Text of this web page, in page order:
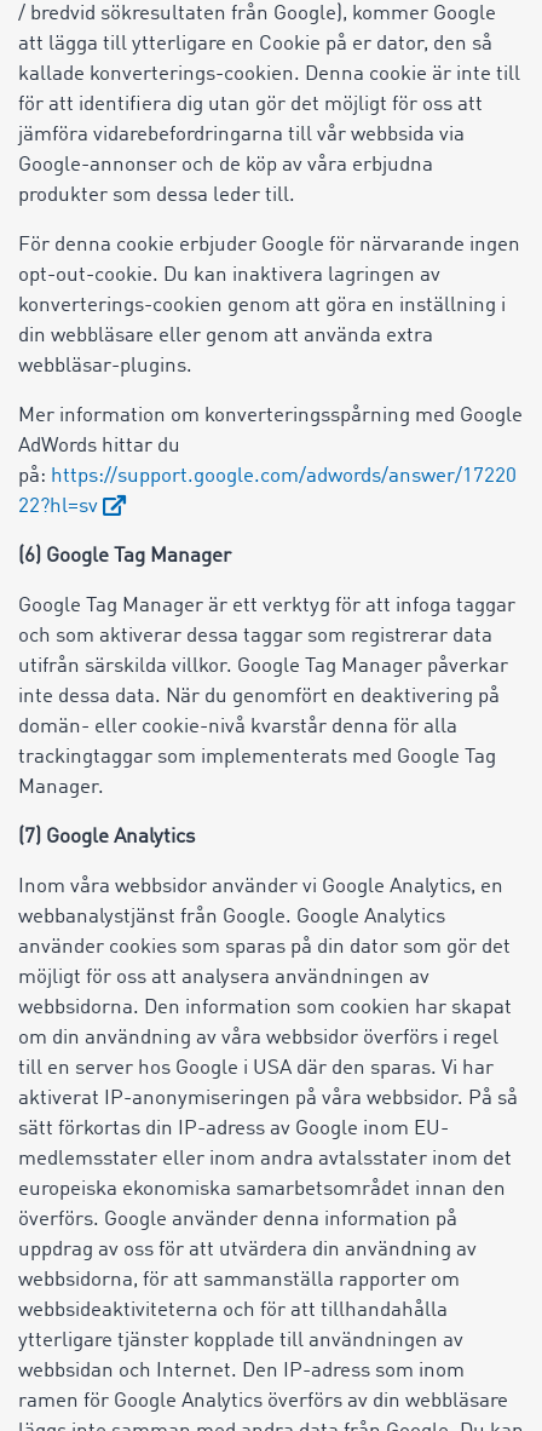
/ bredvid sökresultaten från Google), kommer Google
att lägga till ytterligare en Cookie på er dator, den så
kallade konverterings-cookien. Denna cookie är inte till
för att identifiera dig utan gör det möjligt för oss att
jämföra vidarebefordringarna till vår webbsida via
Google-annonser och de köp av våra erbjudna
produkter som dessa leder till.
För denna cookie erbjuder Google för närvarande ingen
opt-out-cookie. Du kan inaktivera lagringen av
konverterings-cookien genom att göra en inställning i
din webbläsare eller genom att använda extra
webbläsar-plugins.
Mer information om konverteringsspårning med Google
AdWords hittar du
på: https://support.google.com/adwords/answer/17220
22?hl=sv
(6) Google Tag Manager
Google Tag Manager är ett verktyg för att infoga taggar
och som aktiverar dessa taggar som registrerar data
utifrån särskilda villkor. Google Tag Manager påverkar
inte dessa data. När du genomfört en deaktivering på
domän- eller cookie-nivå kvarstår denna för alla
trackingtaggar som implementerats med Google Tag
Manager.
(7) Google Analytics
Inom våra webbsidor använder vi Google Analytics, en
webbanalystjänst från Google. Google Analytics
använder cookies som sparas på din dator som gör det
möjligt för oss att analysera användningen av
webbsidorna. Den information som cookien har skapat
om din användning av våra webbsidor överförs i regel
till en server hos Google i USA där den sparas. Vi har
aktiverat IP-anonymiseringen på våra webbsidor. På så
sätt förkortas din IP-adress av Google inom EU-
medlemsstater eller inom andra avtalsstater inom det
europeiska ekonomiska samarbetsområdet innan den
överförs. Google använder denna information på
uppdrag av oss för att utvärdera din användning av
webbsidorna, för att sammanställa rapporter om
webbsideaktiviteterna och för att tillhandahålla
ytterligare tjänster kopplade till användningen av
webbsidan och Internet. Den IP-adress som inom
ramen för Google Analytics överförs av din webbläsare